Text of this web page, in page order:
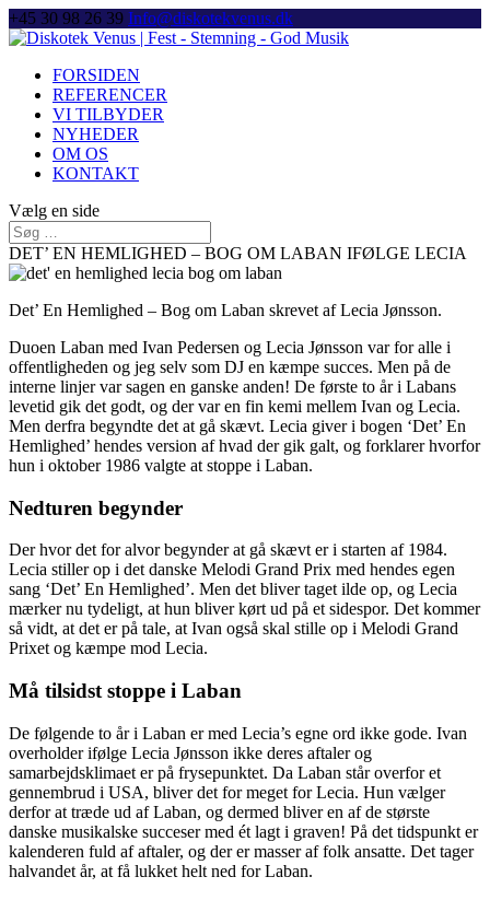
+45 30 98 26 39 Info@diskotekvenus.dk
FORSIDEN
REFERENCER
VI TILBYDER
NYHEDER
OM OS
KONTAKT
Vælg en side
DET’ EN HEMLIGHED – BOG OM LABAN IFØLGE LECIA
Det’ En Hemlighed – Bog om Laban skrevet af Lecia Jønsson.
Duoen Laban med Ivan Pedersen og Lecia Jønsson var for alle i
offentligheden og jeg selv som DJ en kæmpe succes. Men på de
interne linjer var sagen en ganske anden! De første to år i Labans
levetid gik det godt, og der var en fin kemi mellem Ivan og Lecia.
Men derfra begyndte det at gå skævt. Lecia giver i bogen ‘Det’ En
Hemlighed’ hendes version af hvad der gik galt, og forklarer hvorfor
hun i oktober 1986 valgte at stoppe i Laban.
Nedturen begynder
Der hvor det for alvor begynder at gå skævt er i starten af 1984.
Lecia stiller op i det danske Melodi Grand Prix med hendes egen
sang ‘Det’ En Hemlighed’. Men det bliver taget ilde op, og Lecia
mærker nu tydeligt, at hun bliver kørt ud på et sidespor. Det kommer
så vidt, at det er på tale, at Ivan også skal stille op i Melodi Grand
Prixet og kæmpe mod Lecia.
Må tilsidst stoppe i Laban
De følgende to år i Laban er med Lecia’s egne ord ikke gode. Ivan
overholder ifølge Lecia Jønsson ikke deres aftaler og
samarbejdsklimaet er på frysepunktet. Da Laban står overfor et
gennembrud i USA, bliver det for meget for Lecia. Hun vælger
derfor at træde ud af Laban, og dermed bliver en af de største
danske musikalske succeser med ét lagt i graven! På det tidspunkt er
kalenderen fuld af aftaler, og der er masser af folk ansatte. Det tager
halvandet år, at få lukket helt ned for Laban.